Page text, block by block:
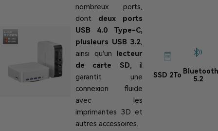
nombreux ports,
dont deux ports
USB 4.0 Type-C,
plusieurs USB 3.2,
ainsi qu’un lecteur
de carte SD, il
garantit une
connexion fluide
avec les
imprimantes 3D et
autres accessoires.
SSD 2To Bluetooth
5.2